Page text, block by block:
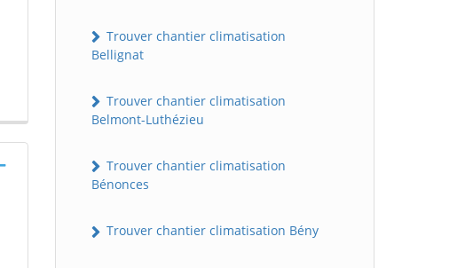
Trouver chantier climatisation
Bellignat
Trouver chantier climatisation
Belmont-Luthézieu
Trouver chantier climatisation
Bénonces
Trouver chantier climatisation Bény